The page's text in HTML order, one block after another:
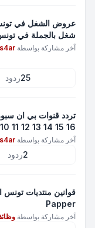
شغل بالجملة في تونس
آخر مشاركة بواسطة
25ردود
11 12 13 14 15 16
آخر مشاركة بواسطة
2ردود
Papper
آخر مشاركة بواسطة